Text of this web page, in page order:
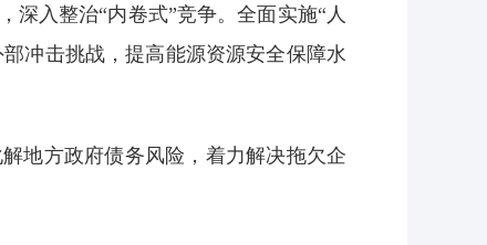
入整治“内卷式”竞争。全面实施“人
冲击挑战，提高能源资源安全保障水
地方政府债务风险，着力解决拖欠企